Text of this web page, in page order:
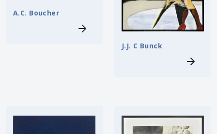
A.C. Boucher
J.J. C Bunck